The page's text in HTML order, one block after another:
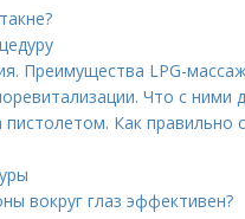
Преимущества LPG-
Что с ними
Как правильно
вокруг глаз эффективен?